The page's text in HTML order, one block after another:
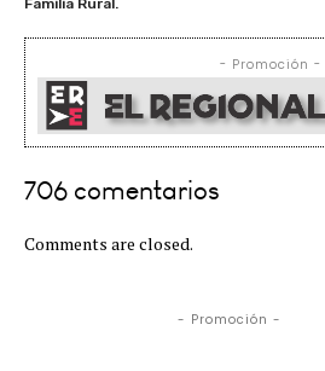
- Promoción -
706 comentarios
Comments are closed.
- Promoción -